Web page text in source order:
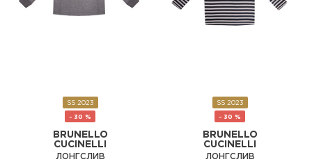
SS 2023
- 30 %
BRUNELLO
CUCINELLI
ЛОНГСЛИВ
SS 2023
- 30 %
BRUNELLO
CUCINELLI
ЛОНГСЛИВ